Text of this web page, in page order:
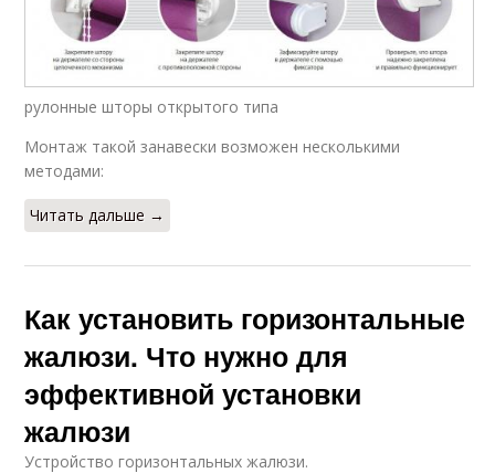
рулонные шторы открытого типа
Монтаж такой занавески возможен несколькими
методами:
Читать дальше →
Как установить горизонтальные
жалюзи. Что нужно для
эффективной установки
жалюзи
Устройство горизонтальных жалюзи.